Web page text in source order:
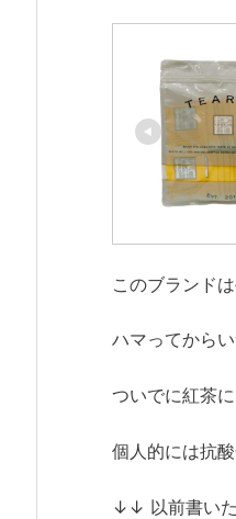
このブランド
ハマってから
ついでに紅茶
個人的には抗
↓↓ 以前書いた